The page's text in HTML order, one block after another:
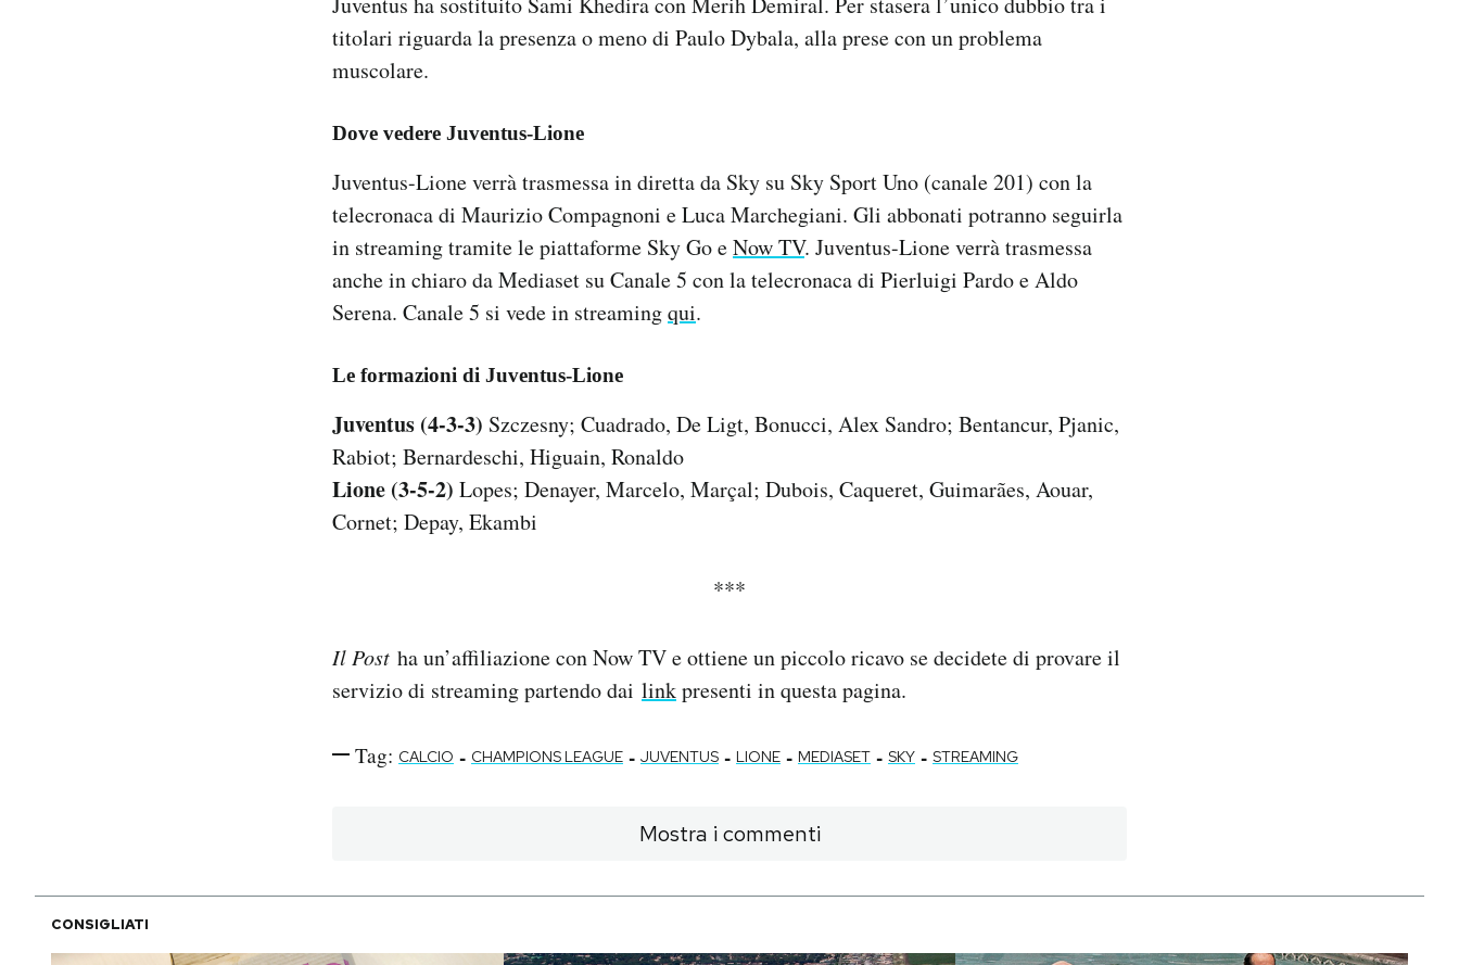
titolari riguarda la presenza o meno di Paulo Dybala, alla prese con un problema
muscolare.
Dove vedere Juventus-Lione
Juventus-Lione verrà trasmessa in diretta da Sky su Sky Sport Uno (canale 201) con la
telecronaca di Maurizio Compagnoni e Luca Marchegiani. Gli abbonati potranno seguirla
in streaming tramite le piattaforme Sky Go eNow TV. Juventus-Lione verrà trasmessa
anche in chiaro da Mediaset su Canale 5 con la telecronaca di Pierluigi Pardo e Aldo
Serena. Canale 5 si vede in streamingqui.
Le formazioni di Juventus-Lione
Juventus (4-3-3) Szczesny; Cuadrado, De Ligt, Bonucci, Alex Sandro; Bentancur, Pjanic,
Rabiot; Bernardeschi, Higuain, Ronaldo
Lione (3-5-2) Lopes; Denayer, Marcelo, Marçal; Dubois, Caqueret, Guimarães, Aouar,
Cornet; Depay, Ekambi
***
Il Post ha un’affiliazione con Now TV e ottiene un piccolo ricavo se decidete di provare il
servizio di streaming partendo dai linkpresenti in questa pagina.
Tag: CALCIO - CHAMPIONS LEAGUE - JUVENTUS - LIONE - MEDIASET - SKY - STREAMING
Mostra i commenti
CONSIGLIATI